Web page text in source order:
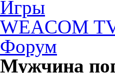
Игры
WEACOM
Форум
Мужчина